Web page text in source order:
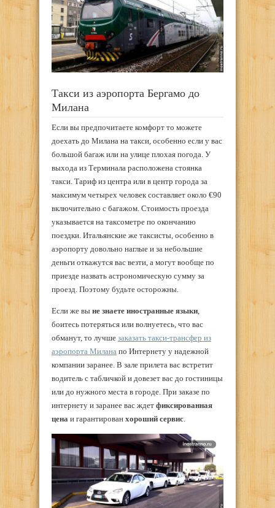
Такси из аэропорта Бергамо до
Милана
Если вы предпочитаете комфорт то можете
доехать до Милана на такси, особенно если у вас
большой багаж или на улице плохая погода. У
выхода из Терминала расположена стоянка
такси. Тариф из центра или в центр города за
максимум четырех человек составляет около €90
включительно с багажом. Стоимость проезда
указывается на таксометре по окончанию
поездки. Итальянские же таксисты, особенно в
аэропорту довольно наглые и за небольшие
деньги откажутся вас везти, а могут вообще по
приезде назвать астрономическую сумму за
проезд. Поэтому будьте осторожны.
Если же вы не знаете иностранные языки,
боитесь потеряться или волнуетесь, что вас
обманут, то лучше заказать такси-трансфер из
аэропорта Милана по Интернету у надежной
компании заранее. В зале прилета вас встретит
водитель с табличкой и довезет вас до гостиницы
или до нужного места в городе. При заказе по
интернету и заранее вас ждет фиксированная
цена и гарантирован хороший сервис.